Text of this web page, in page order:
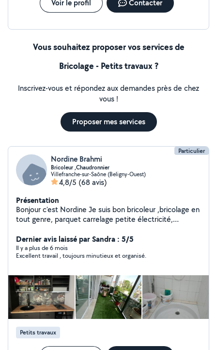
aux travaux de maintenance.
Voir le profil Contacter
Vous souhaitez proposer vos services de
Bricolage - Petits travaux ?
Inscrivez-vous et répondez aux demandes près de chez
vous !
Proposer mes services
Particulier
Nordine Brahmi
Bricoleur ,Chaudronnier
Villefranche-sur-Saône (Beligny-Ouest)
4,8/5 (68 avis)
Présentation
Bonjour c'est Nordine Je suis bon bricoleur ,bricolage en
tout genre, parquet carrelage petite électricité,
aménagement de la maison Jardinier et entretien
espaces verts.Taille de haie, tonte ,désherbage. Je
fabrique des terrasses bois
Dernier avis laissé par Sandra : 5/5
Il y a plus de 6 mois
Excellent travail , toujours minutieux et organisé.
Petits travaux